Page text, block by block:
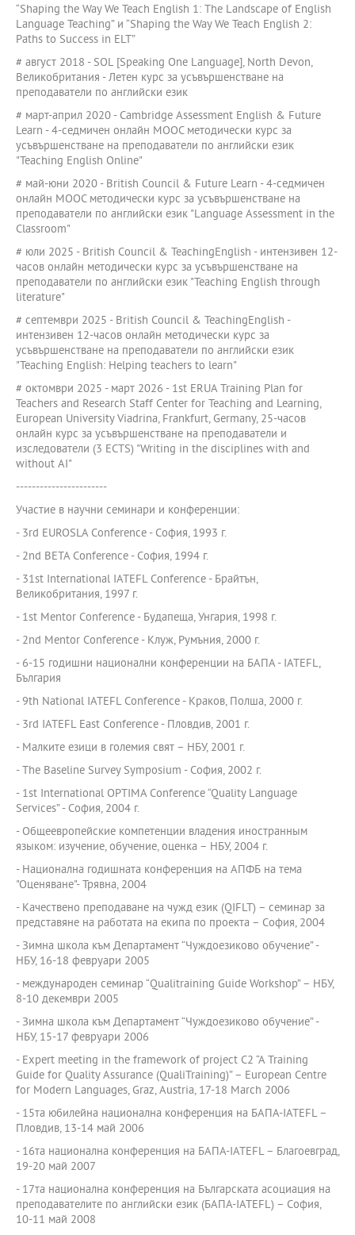
“Shaping the Way We Teach English 1: The Landscape of English
Language Teaching” и “Shaping the Way We Teach English 2:
Paths to Success in ELT”
# август 2018 - SOL [Speaking One Language], North Devon,
Великобритания - Летен курс за усъвършенстване на
преподаватели по английски език
# март-април 2020 - Cambridge Assessment English & Future
Learn - 4-седмичен онлайн MOOC методически курс за
усъвършенстване на преподаватели по английски език
"Teaching English Online"
# май-юни 2020 - British Council & Future Learn - 4-седмичен
онлайн MOOC методически курс за усъвършенстване на
преподаватели по английски език "Language Assessment in the
Classroom"
# юли 2025 - British Council & TeachingEnglish - интензивен 12-
часов онлайн методически курс за усъвършенстване на
преподаватели по английски език "Teaching English through
literature"
# септември 2025 - British Council & TeachingEnglish -
интензивен 12-часов онлайн методически курс за
усъвършенстване на преподаватели по английски език
"Teaching English: Helping teachers to learn"
# октомври 2025 - март 2026 - 1st ERUA Training Plan for
Teachers and Research Staff Center for Teaching and Learning,
European University Viadrina, Frankfurt, Germany, 25-часов
онлайн курс за усъвършенстване на преподаватели и
изследователи (3 ECTS) "Writing in the disciplines with and
without AI"
-----------------------
Участие в научни семинари и конференции:
- 3rd EUROSLA Conference - София, 1993 г.
- 2nd BETA Conference - София, 1994 г.
- 31st International IATEFL Conference - Брайтън,
Великобритания, 1997 г.
- 1st Mentor Conference - Будапеща, Унгария, 1998 г.
- 2nd Mentor Conference - Клуж, Румъния, 2000 г.
- 6-15 годишни национални конференции на БАПА - IATEFL,
България
- 9th National IATEFL Conference - Краков, Полша, 2000 г.
- 3rd IATEFL East Conference - Пловдив, 2001 г.
- Малките езици в големия свят – НБУ, 2001 г.
- The Baseline Survey Symposium - София, 2002 г.
- 1st International OPTIMA Conference “Quality Language
Services” - София, 2004 г.
- Общеевропейские компетенции владения иностранным
языком: изучение, обучение, оценка – НБУ, 2004 г.
- Национална годишната конференция на АПФБ на тема
"Оценяване"- Трявна, 2004
- Качествено преподаване на чужд език (QIFLT) – семинар за
представяне на работата на екипа по проекта – София, 2004
- Зимна школа към Департамент “Чуждоезиково обучение” -
НБУ, 16-18 февруари 2005
- международен семинар “Qualitraining Guide Workshop” – НБУ,
8-10 декември 2005
- Зимна школа към Департамент “Чуждоезиково обучение” -
НБУ, 15-17 февруари 2006
- Expert meeting in the framework of project C2 “A Training
Guide for Quality Assurance (QualiTraining)” – European Centre
for Modern Languages, Graz, Austria, 17-18 March 2006
- 15та юбилейна национална конференция на БАПА-IATEFL –
Пловдив, 13-14 май 2006
- 16та национална конференция на БАПА-IATEFL – Благоевград,
19-20 май 2007
- 17та национална конференция на Българската асоциация на
преподавателите по английски език (БАПА-IATEFL) – София,
10-11 май 2008